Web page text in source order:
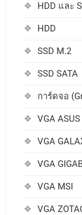
HDD และ
HDD
SSD M.2
SSD SATA
การ์ดจอ
VGA ASUS
VGA
VGA
VGA MSI
VGA